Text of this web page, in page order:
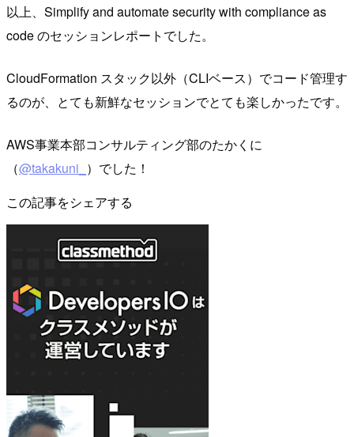
以上、Simplify and automate security with compliance as
code のセッションレポートでした。
CloudFormation スタック以外（CLIベース）でコード管理す
るのが、とても新鮮なセッションでとても楽しかったです。
AWS事業本部コンサルティング部のたかくに
（@takakuni_ ）でした！
この記事をシェアする